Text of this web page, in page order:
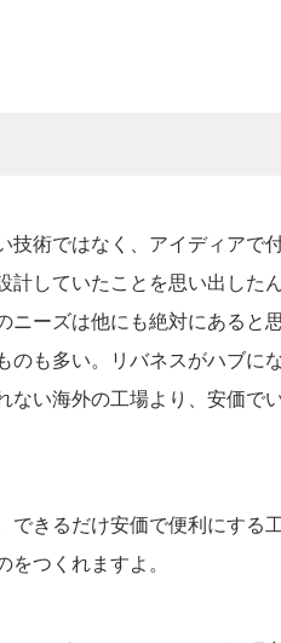
術ではなく、アイディアで
していたことを思い出した
ーズは他にも絶対にあると思
も多い。リバネスがハブに
い海外の工場より、安価で
きるだけ安価で便利にする
つくれますよ。